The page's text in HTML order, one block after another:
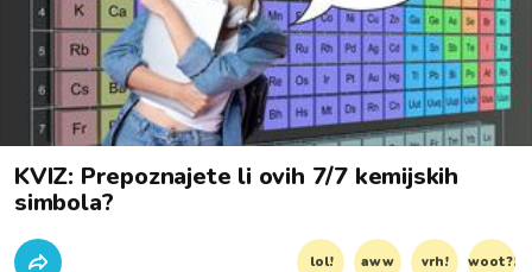
KVIZ: Prepoznajete li ovih 7/7 kemijskih
simbola?
lol! aww vrh! woot?!